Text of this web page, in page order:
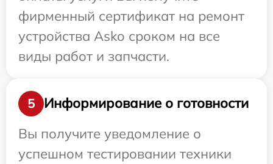
фирменный сертификат на ремонт
устройства Asko сроком на все
виды работ и запчасти.
5
Информирование о готовности
Вы получите уведомление о
успешном тестировании техники